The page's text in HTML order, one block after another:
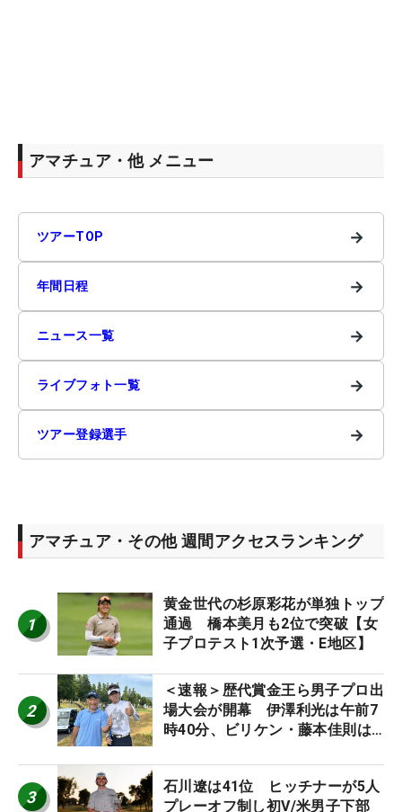
アマチュア・他 メニュー
ツアーTOP →
年間日程 →
ニュース一覧 →
ライブフォト一覧 →
ツアー登録選手 →
アマチュア・その他 週間アクセスランキング
1
黄金世代の杉原彩花が単独トップ
通過 橋本美月も2位で突破【女
子プロテスト1次予選・E地区】
2
＜速報＞歴代賞金王ら男子プロ出
場大会が開幕 伊澤利光は午前7
時40分、ビリケン・藤本佳則は
STAGE JOYX OPEN】
3
石川遼は41位 ヒッチナーが5人
プレーオフ制し初V/米男子下部